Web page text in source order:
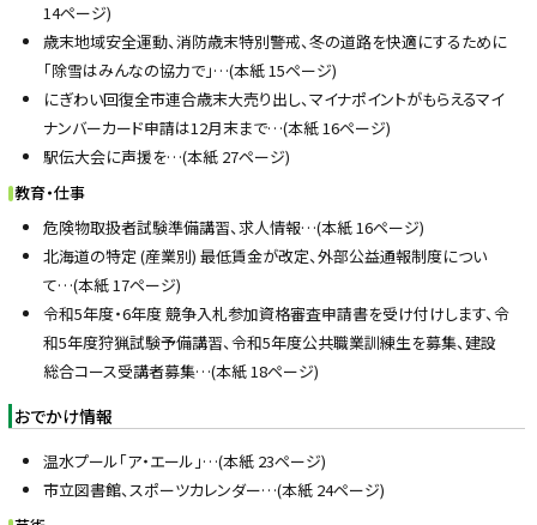
14ページ)
歳末地域安全運動、消防歳末特別警戒、冬の道路を快適にするために
「除雪はみんなの協力で」…(本紙 15ページ)
にぎわい回復全市連合歳末大売り出し、マイナポイントがもらえるマイ
ナンバーカード申請は12月末まで…(本紙 16ページ)
駅伝大会に声援を…(本紙 27ページ)
教育・仕事
危険物取扱者試験準備講習、求人情報…(本紙 16ページ)
北海道の特定 (産業別) 最低賃金が改定、外部公益通報制度につい
て…(本紙 17ページ)
令和5年度・6年度 競争入札参加資格審査申請書を受け付けします、令
和5年度狩猟試験予備講習、令和5年度公共職業訓練生を募集、建設
総合コース受講者募集…(本紙 18ページ)
おでかけ情報
温水プール「ア・エール」…(本紙 23ページ)
市立図書館、スポーツカレンダー…(本紙 24ページ)